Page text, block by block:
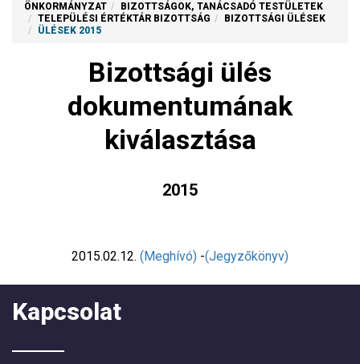
ÖNKORMÁNYZAT
BIZOTTSÁGOK, TANÁCSADÓ TESTÜLETEK
TELEPÜLÉSI ÉRTÉKTÁR BIZOTTSÁG
BIZOTTSÁGI ÜLÉSEK
ÜLÉSEK 2015
Bizottsági ülés
dokumentumának
kiválasztása
2015
2015.02.12. (Meghívó) -(Jegyzőkönyv)
Kapcsolat